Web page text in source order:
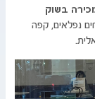
בשוק
נפלאים, קפה